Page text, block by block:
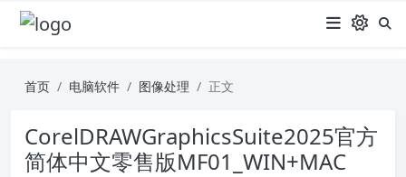
首页 电脑软件 图像处理 正文
CorelDRAWGraphicsSuite2025官方
简体中文零售版MF01_WIN+MAC